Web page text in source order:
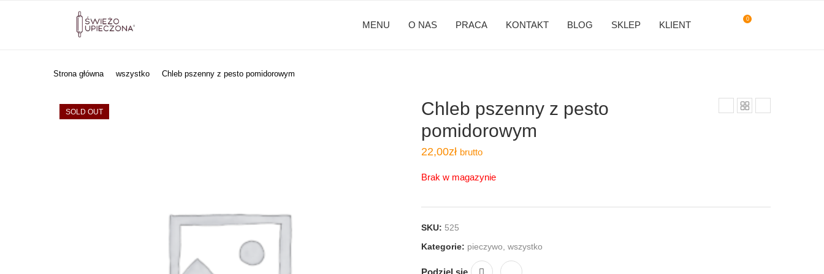
MENU O NAS PRACA KONTAKT BLOG SKLEP KLIENT
0
Strona główna wszystko Chleb pszenny z pesto pomidorowym
SOLD OUT
Chleb pszenny z pesto
pomidorowym
22,00zł brutto
Brak w magazynie
SKU: 525
Kategorie: pieczywo wszystko
Podziel się